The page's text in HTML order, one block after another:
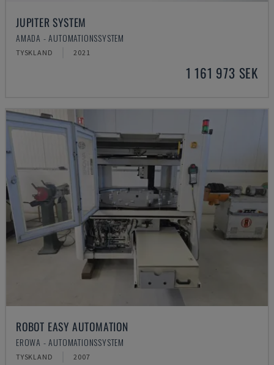
JUPITER SYSTEM
AMADA - AUTOMATIONSSYSTEM
TYSKLAND 2021
1 161 973 SEK
ROBOT EASY AUTOMATION
EROWA - AUTOMATIONSSYSTEM
TYSKLAND 2007